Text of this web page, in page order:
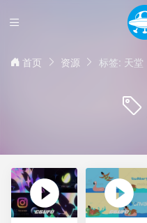
首页 资源 标签: 天堂